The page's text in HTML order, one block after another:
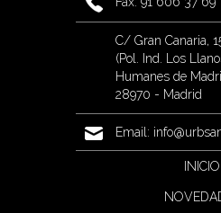
C/ Gran Canaria,
(Pol. Ind. Los
Humanes de
28970 - Madrid
Email:
INICIO